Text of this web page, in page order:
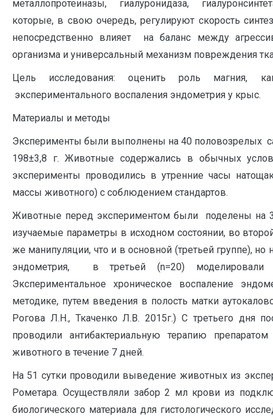
металлопротеиназы, гиалуронидаза,
которые, в свою очередь, регулируют скорость
непосредственно влияет на баланс между
организма и универсальный механизм повреждения
Цель исследования: оценить роль магния,
экспериментального воспаления эндометрия у крыс.
Материалы и методы
Эксперименты были выполнены на 40 половозрелых
198±3,8 г. Животные содержались в обычных
эксперименты проводились в утренние часы
массы животного) с соблюдением стандартов.
Животные перед экспериментом были поделены на
изучаемые параметры в исходном состоянии, во
же манипуляции, что и в основной (третьей группе),
эндометрия, в третьей (n=20) моделировали
Экспериментальное хроническое воспаление
методике, путем введения в полость матки
Рогова Л.Н., Ткаченко Л.В. 2015г.) С третьего дня
проводили антибактериальную терапию
животного в течение 7 дней.
На 51 сутки проводили выведение животных из
Рометара. Осуществляли забор 2 мл крови из
биологического материала для гистологического